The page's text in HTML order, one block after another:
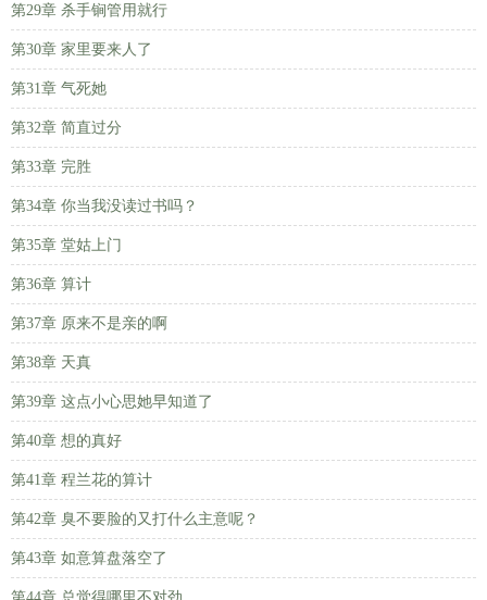
第29章 杀手锏管用就行
第30章 家里要来人了
第31章 气死她
第32章 简直过分
第33章 完胜
第34章 你当我没读过书吗？
第35章 堂姑上门
第36章 算计
第37章 原来不是亲的啊
第38章 天真
第39章 这点小心思她早知道了
第40章 想的真好
第41章 程兰花的算计
第42章 臭不要脸的又打什么主意呢？
第43章 如意算盘落空了